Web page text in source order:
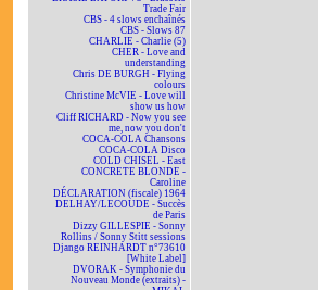
Trade Fair
CBS - 4 slows enchaînés
CBS - Slows 87
CHARLIE - Charlie (5)
CHER - Love and
understanding
Chris DE BURGH - Flying
colours
Christine McVIE - Love will
show us how
Cliff RICHARD - Now you see
me, now you don't
COCA-COLA Chansons
COCA-COLA Disco
COLD CHISEL - East
CONCRETE BLONDE -
Caroline
DÉCLARATION (fiscale) 1964
DELHAY/LECOUDE - Succès
de Paris
Dizzy GILLESPIE - Sonny
Rollins / Sonny Stitt sessions
Django REINHARDT n°73610
[White Label]
DVORAK - Symphonie du
Nouveau Monde (extraits) -